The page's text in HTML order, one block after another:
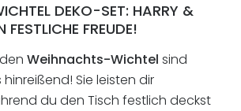
DEKO-SET: HARRY &
FESTLICHE FREUDE!
Weihnachts-Wichtel sind
Sie leisten dir
du den Tisch festlich deckst